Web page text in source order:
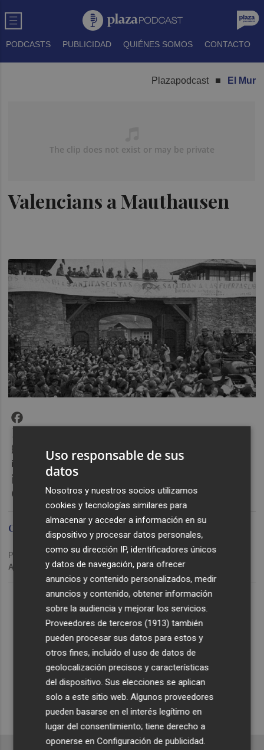
PODCASTS PUBLICIDAD QUIÉNES SOMOS CONTACTO
Plazapodcast El Mur
Valencians a Mauthausen
Lo Más Escuchado
Suscríbete al canal de
Whatsapp
Siempre al día de las últimas noticias
¡Quiero suscribirme!
X
Email
LinkedIn
Messenger
Carlos López Olano
Publicado: 21/03/2024 · 11:04
Actualizado: 21/03/2024 · 11:43
Uso responsable de sus
datos
Nosotros y nuestros socios utilizamos
cookies y tecnologías similares para
almacenar y acceder a información en su
dispositivo y procesar datos personales,
como su dirección IP, identificadores únicos
y datos de navegación, para ofrecer
anuncios y contenido personalizados, medir
anuncios y contenido, obtener información
sobre la audiencia y mejorar los servicios.
Proveedores de terceros (1913) también
pueden procesar sus datos para estos y
otros fines, incluido el uso de datos de
geolocalización precisos y características
del dispositivo. Sus elecciones se aplican
solo a este sitio web. Algunos proveedores
pueden basarse en el interés legítimo en
lugar del consentimiento; tiene derecho a
oponerse enConfiguración de publicidad.